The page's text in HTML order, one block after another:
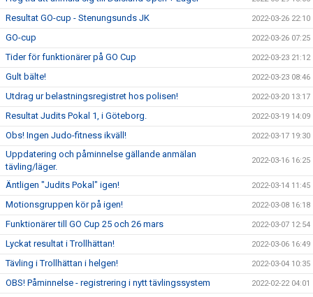
Resultat GO-cup - Stenungsunds JK 2022-03-26 22:10
GO-cup 2022-03-26 07:25
Tider för funktionärer på GO Cup 2022-03-23 21:12
Gult bälte! 2022-03-23 08:46
Utdrag ur belastningsregistret hos polisen! 2022-03-20 13:17
Resultat Judits Pokal 1, i Göteborg. 2022-03-19 14:09
Obs! Ingen Judo-fitness ikväll! 2022-03-17 19:30
Uppdatering och påminnelse gällande anmälan
tävling/läger.
2022-03-16 16:25
Äntligen "Judits Pokal" igen! 2022-03-14 11:45
Motionsgruppen kör på igen! 2022-03-08 16:18
Funktionärer till GO Cup 25 och 26 mars 2022-03-07 12:54
Lyckat resultat i Trollhättan! 2022-03-06 16:49
Tävling i Trollhättan i helgen! 2022-03-04 10:35
OBS! Påminnelse - registrering i nytt tävlingssystem 2022-02-22 04:01